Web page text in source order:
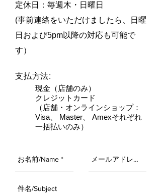
定休日：毎週木・日曜日​
(事前連絡をいただけましたら、日曜
日および5pm以降の対応も可能で
す）
支払方法:
現金（店舗のみ）
クレジットカード
（店舗・オンラインショップ：
Visa、 Master、 Amexそれぞれ
一括払いのみ）